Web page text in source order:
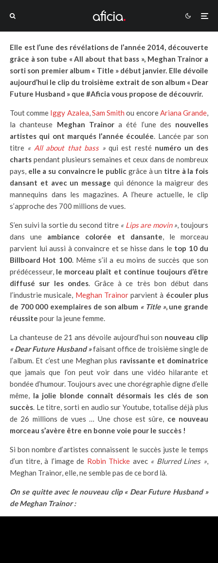
Elle est l’une des révélations de l’année 2014, découverte
grâce à son tube « All about that bass », Meghan Trainor a
sorti son premier album « Title » début janvier. Elle dévoile
aujourd’hui le clip du troisième extrait de son album « Dear
Future Husband » que #Aficia vous propose de découvrir.
Tout comme Iggy Azalea,Sam Smith ou encoreAriana Grande,
la chanteuse Meghan Trainora été l’une des nouvelles
artistes qui ont marqués l’année écoulée. Lancée par son
titre « All about that bass»qui est resté numéro un des
charts pendant plusieurs semaines et ceux dans de nombreux
pays, elle a su convaincre le public grâce à un titre à la fois
dansant et avec un message qui dénonce la maigreur des
mannequins dans les magazines. A l’heure actuelle, le clip
s’approche des 700 millions de vues.
S’en suivi la sortie du second titre« Lips are movin», toujours
dans une ambiance colorée et dansante, le morceau
parvient lui aussi à convaincre et se hisse dans le top 10 du
Billboard Hot 100. Même s’il a eu moins de succès que son
prédécesseur, le morceau plaît et continue toujours d’être
diffusé sur les ondes. Grâce à ce très bon début dans
l’industrie musicale, Meghan Trainorparvient à écouler plus
de 700 000 exemplaires de son album « Title », une grande
réussite pour la jeune femme.
La chanteuse de 21 ans dévoile aujourd’hui son nouveau clip
« Dear Future Husband »faisant office de troisième single de
l’album. Et c’est une Meghan plus ravissante et dominatrice
que jamais que l’on peut voir dans une vidéo hilarante et
bondée d’humour. Toujours avec une chorégraphie digne d’elle
même, la jolie blonde connaît désormais les clés de son
succès. Le titre, sorti en audio sur Youtube, totalise déjà plus
de 26 millions de vues … Une chose est sûre, ce nouveau
morceau s’avère être en bonne voie pour le succès !
Si bon nombre d’artistes connaissent le succès juste le temps
d’un titre, à l’image de Robin Thicke avec « Blurred Lines »,
Meghan Trainor, elle, ne semble pas de ce bord là.
On se quitte avec le nouveau clip « Dear Future Husband »
de Meghan Trainor :